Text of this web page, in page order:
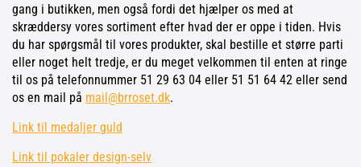
gang i butikken, men også fordi det hjælper os med at
skræddersy vores sortiment efter hvad der er oppe i tiden. Hvis
du har spørgsmål til vores produkter, skal bestille et større parti
eller noget helt tredje, er du meget velkommen til enten at ringe
til os på telefonnummer 51 29 63 04 eller 51 51 64 42 eller send
os en mail på mail@brroset.dk.
Link til medaljer guld
Link til pokaler design-selv